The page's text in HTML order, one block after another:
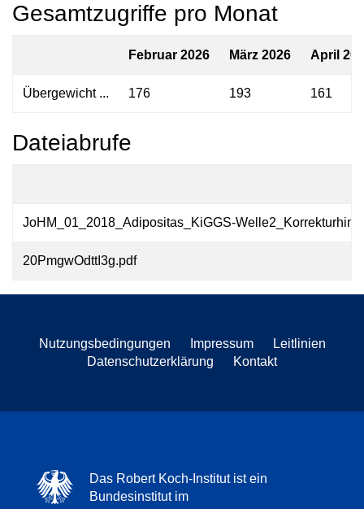
Gesamtzugriffe pro Monat
Februar 2026 März 2026 April
Übergewicht ... 176 193 161
Dateiabrufe
JoHM_01_2018_Adipositas_KiGGS-
20PmgwOdttI3g.pdf
Nutzungsbedingungen Impressum
Leitlinien
Datenschutzerklärung
Kontakt
Das Robert Koch-Institut ist ein
Bundesinstitut im